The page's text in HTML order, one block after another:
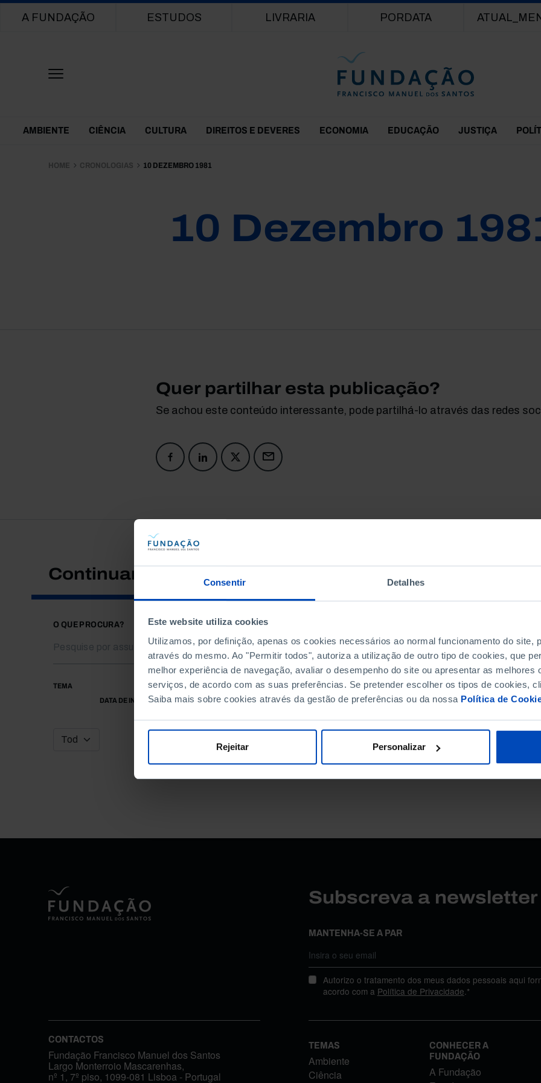
Consentir Detalhes
Este website utiliza cookies
Utilizamos, por definição, apenas os cookies necessários ao normal funcionamento do site,
através do mesmo. Ao "Permitir todos", autoriza a utilização de outro tipo de cookies, que
melhor experiência de navegação, avaliar o desempenho do site ou apresentar as melhores
serviços, de acordo com as suas preferências. Se pretender escolher os tipos de cookies,
Saiba mais sobre cookies através da gestão de preferências ou da nossa Política de
Rejeitar Personalizar
Main navigation
A FUNDAÇÃO ESTUDOS LIVRARIA PORDATA
Themes Menu
AMBIENTE CIÊNCIA CULTURA DIREITOS E DEVERES ECONOMIA EDUCAÇÃO JUSTIÇA
HOME CRONOLOGIAS 10 DEZEMBRO 1981
10 Dezembro
Quer partilhar esta publicação?
Se achou este conteúdo interessante, pode partilhá-lo através das redes
Continuar a pesquisar
O QUE PROCURA?
TEMA
DATA DE INÍCIO
DATA DE FIM
Subscreva a
MANTENHA-SE A PAR
Autorizo o tratamento dos meus dados pessoais aqui
acordo com a Política de Privacidade.*
CONTACTOS
Fundação Francisco Manuel dos Santos
Largo Monterroio Mascarenhas,
nº 1, 7º piso, 1099-081 Lisboa - Portugal
TEMAS
Ambiente
Ciência
CONHECER A
FUNDAÇÃO
A Fundação